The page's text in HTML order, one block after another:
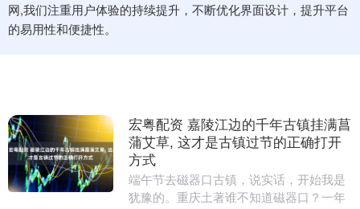
网,我们注重用户体验的持续提升，不断优化界面设计，提升平台
的易用性和便捷性。
宏粤配资 嘉陵江边的千年古镇挂满菖
蒲艾草, 这才是古镇过节的正确打开
方式
端午节去磁器口古镇，说实话，开始我是
犹豫的。重庆土著谁不知道磁器口？一年